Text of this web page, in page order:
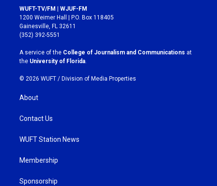
s
t
a
g
r
a
m
c
e
b
o
k
WUFT-TV/FM | WJUF-FM
1200 Weimer Hall | P.O. Box 118405
Gainesville, FL 32611
(352) 392-5551
A service of the College of Journalism and Communications at
the University of Florida.
© 2026 WUFT / Division of Media Properties
About
Contact Us
WUFT Station News
Membership
Sponsorship